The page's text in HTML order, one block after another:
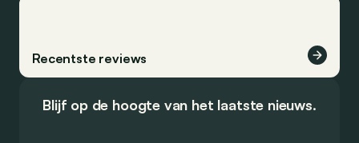
Recentste reviews
Blijf op de hoogte van het laatste nieuws.